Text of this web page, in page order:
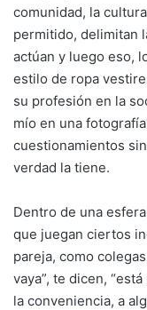
comunidad, la
permitido, delimitan
actúan y luego eso,
estilo de ropa
su profesión en la
mío en una
cuestionamientos
verdad la tiene.
Dentro de una
que juegan ciertos
pareja, como
vaya”, te dicen,
la conveniencia, a